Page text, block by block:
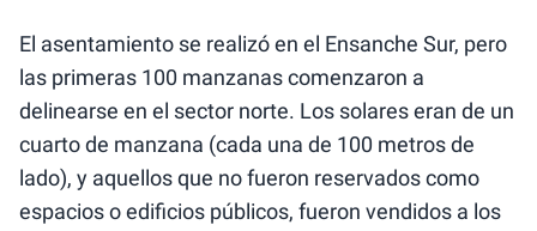
El asentamiento se realizó en el Ensanche Sur, pero
las primeras 100 manzanas comenzaron a
delinearse en el sector norte. Los solares eran de un
cuarto de manzana (cada una de 100 metros de
lado), y aquellos que no fueron reservados como
espacios o edificios públicos, fueron vendidos a los